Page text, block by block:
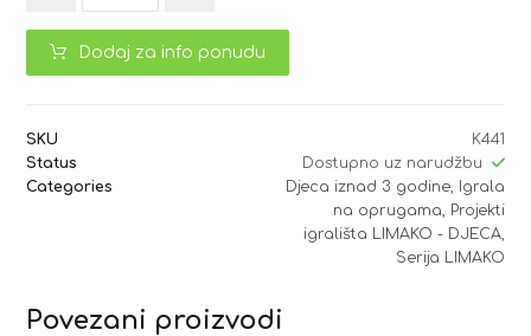
Dodaj za info ponudu
SKU
K441
Status
Dostupno uz narudžbu
Categories
Djeca iznad 3 godine,
Igrala
na oprugama
Projekti
igrališta LIMAKO - DJECA,
Serija LIMAKO
Povezani proizvodi